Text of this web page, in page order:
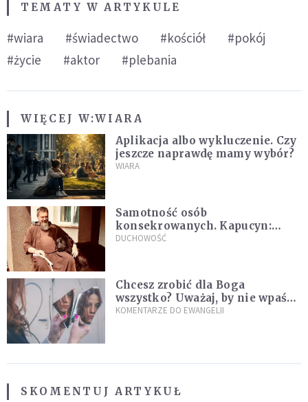
TEMATY W ARTYKULE
#wiara #świadectwo #kościół
#pokój
#życie
#aktor #plebania
WIĘCEJ W:WIARA
Aplikacja albo wykluczenie. Czy
jeszcze naprawdę mamy wybór?
WIARA
Samotność osób
konsekrowanych. Kapucyn:
Życie w pojedynkę rzadko jest
DUCHOWOŚĆ
Chcesz zrobić dla Boga
wszystko? Uważaj, by nie wpaść
w groźną pułapkę
KOMENTARZE DO EWANGELII
SKOMENTUJ ARTYKUŁ